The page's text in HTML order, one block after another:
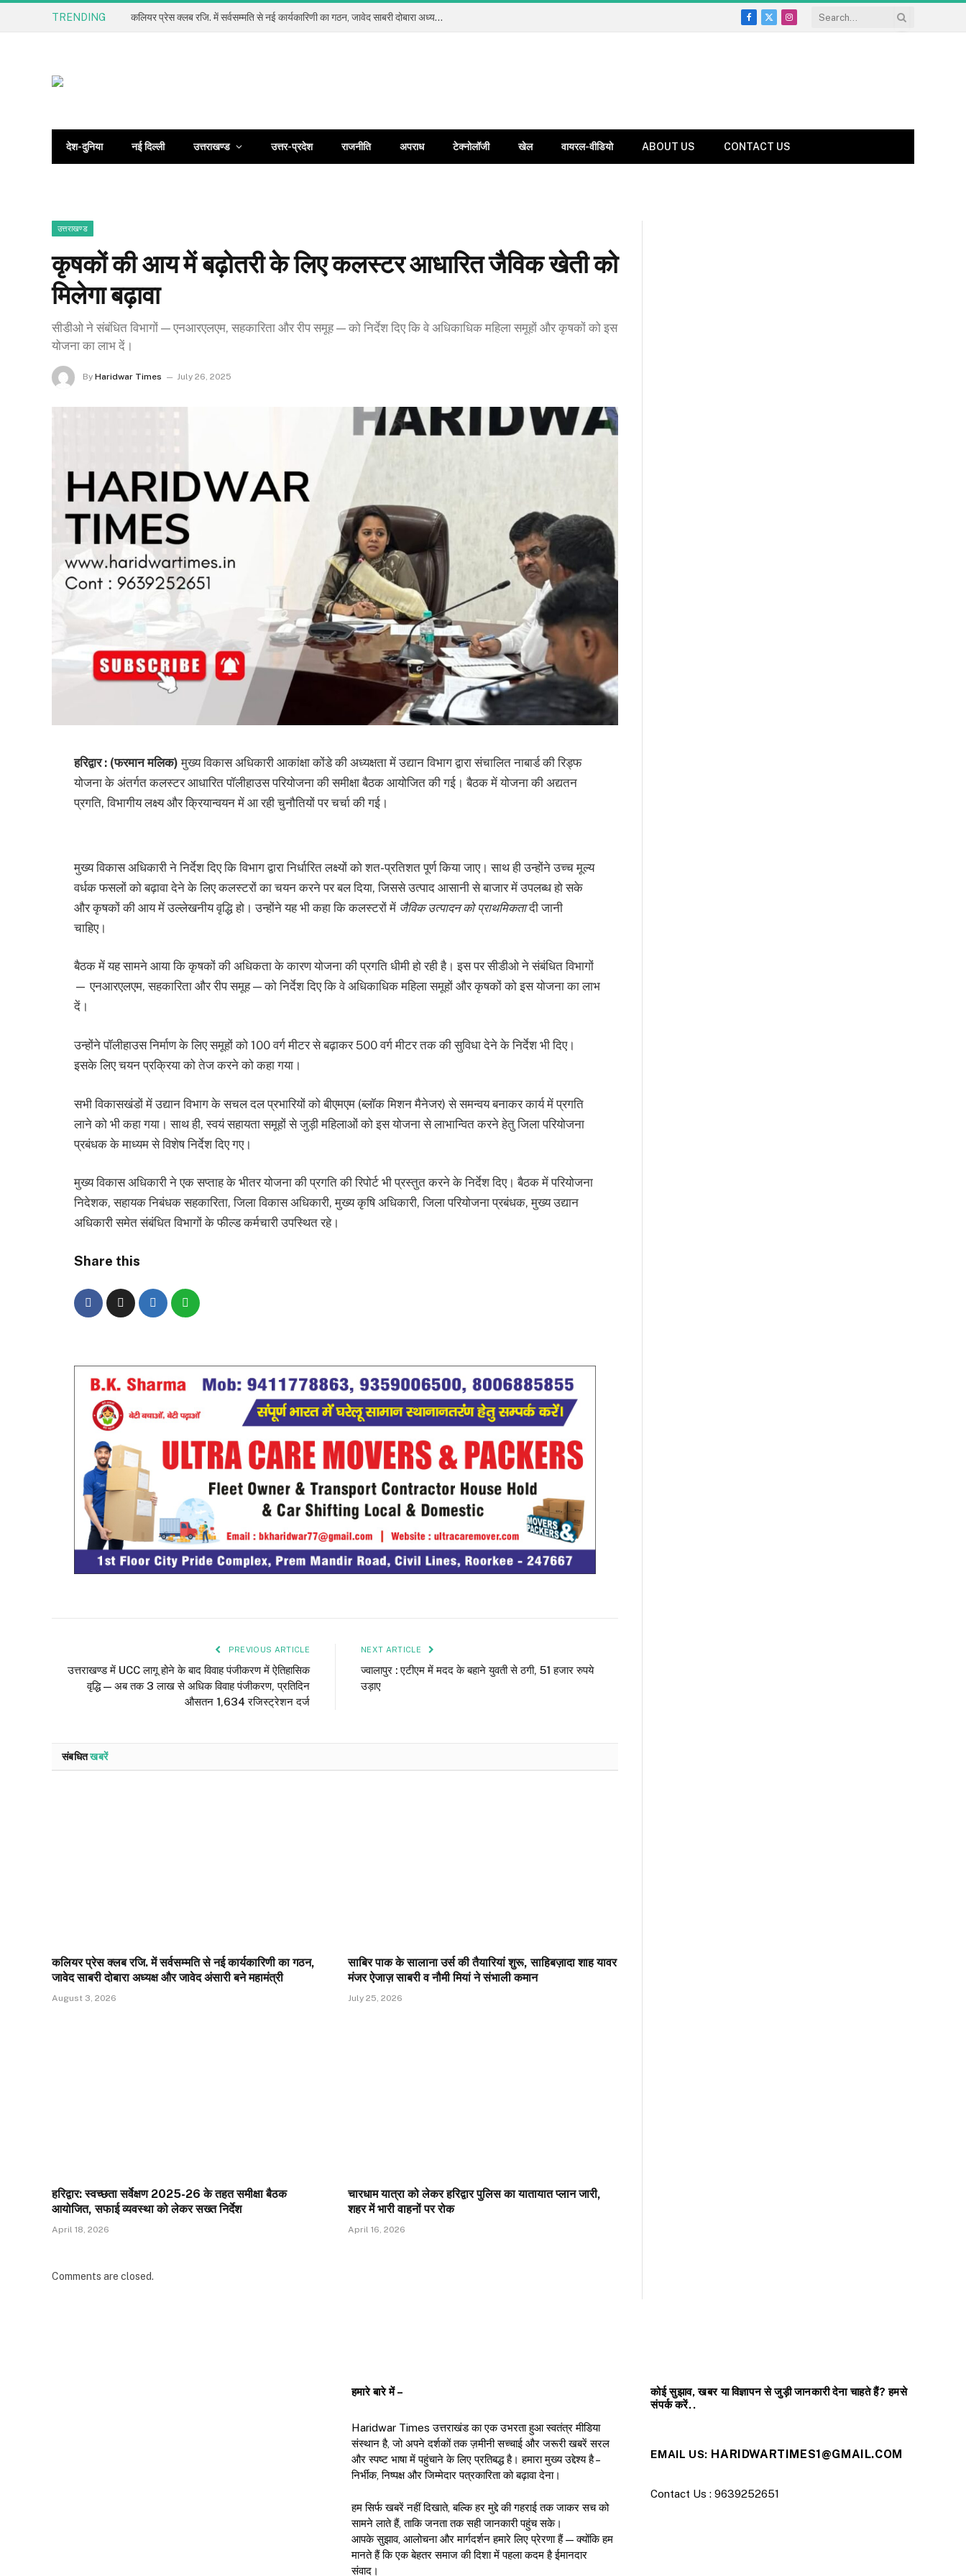
TRENDING कलियर प्रेस क्लब रजि. में सर्वसम्मति से नई कार्यकारिणी का गठन, जावेद साबरी दोबारा अध्यक्ष और जावेद अंसारी बने महामंत्री
Facebook
X
Instagram
देश-दुनिया नई दिल्ली उत्तराखण्ड उत्तर-प्रदेश राजनीति अपराध टेक्नोलॉजी खेल वायरल-वीडियो ABOUT US CONTACT US
उत्तराखण्ड
कृषकों की आय में बढ़ोतरी के लिए कलस्टर आधारित जैविक खेती को
मिलेगा बढ़ावा
सीडीओ ने संबंधित विभागों — एनआरएलएम, सहकारिता और रीप समूह — को निर्देश दिए कि वे अधिकाधिक महिला समूहों और कृषकों को इस
योजना का लाभ दें।
By Haridwar Times July 26, 2025
हरिद्वार : (फरमान मलिक) मुख्य विकास अधिकारी आकांक्षा कोंडे की अध्यक्षता में उद्यान विभाग द्वारा संचालित नाबार्ड की रिड्फ
योजना के अंतर्गत कलस्टर आधारित पॉलीहाउस परियोजना की समीक्षा बैठक आयोजित की गई। बैठक में योजना की अद्यतन
प्रगति, विभागीय लक्ष्य और क्रियान्वयन में आ रही चुनौतियों पर चर्चा की गई।
मुख्य विकास अधिकारी ने निर्देश दिए कि विभाग द्वारा निर्धारित लक्ष्यों को शत-प्रतिशत पूर्ण किया जाए। साथ ही उन्होंने उच्च मूल्य
वर्धक फसलों को बढ़ावा देने के लिए कलस्टरों का चयन करने पर बल दिया, जिससे उत्पाद आसानी से बाजार में उपलब्ध हो सके
और कृषकों की आय में उल्लेखनीय वृद्धि हो। उन्होंने यह भी कहा कि कलस्टरों में जैविक उत्पादन को प्राथमिकतादी जानी
चाहिए।
बैठक में यह सामने आया कि कृषकों की अधिकता के कारण योजना की प्रगति धीमी हो रही है। इस पर सीडीओ ने संबंधित विभागों
— एनआरएलएम, सहकारिता और रीप समूह — को निर्देश दिए कि वे अधिकाधिक महिला समूहों और कृषकों को इस योजना का लाभ
दें।
उन्होंने पॉलीहाउस निर्माण के लिए समूहों को 100 वर्ग मीटर से बढ़ाकर 500 वर्ग मीटर तक की सुविधा देने के निर्देश भी दिए।
इसके लिए चयन प्रक्रिया को तेज करने को कहा गया।
सभी विकासखंडों में उद्यान विभाग के सचल दल प्रभारियों को बीएमएम (ब्लॉक मिशन मैनेजर) से समन्वय बनाकर कार्य में प्रगति
लाने को भी कहा गया। साथ ही, स्वयं सहायता समूहों से जुड़ी महिलाओं को इस योजना से लाभान्वित करने हेतु जिला परियोजना
प्रबंधक के माध्यम से विशेष निर्देश दिए गए।
मुख्य विकास अधिकारी ने एक सप्ताह के भीतर योजना की प्रगति की रिपोर्ट भी प्रस्तुत करने के निर्देश दिए। बैठक में परियोजना
निदेशक, सहायक निबंधक सहकारिता, जिला विकास अधिकारी, मुख्य कृषि अधिकारी, जिला परियोजना प्रबंधक, मुख्य उद्यान
अधिकारी समेत संबंधित विभागों के फील्ड कर्मचारी उपस्थित रहे।
Share this
PREVIOUS ARTICLE
उत्तराखण्ड में UCC लागू होने के बाद विवाह पंजीकरण में ऐतिहासिक
वृद्धि — अब तक 3 लाख से अधिक विवाह पंजीकरण, प्रतिदिन
औसतन 1,634 रजिस्ट्रेशन दर्ज
NEXT ARTICLE
ज्वालापुर : एटीएम में मदद के बहाने युवती से ठगी, 51 हजार रुपये
उड़ाए
संबधितखबरें
कलियर प्रेस क्लब रजि. में सर्वसम्मति से नई कार्यकारिणी का गठन,
जावेद साबरी दोबारा अध्यक्ष और जावेद अंसारी बने महामंत्री
August 3, 2026
साबिर पाक के सालाना उर्स की तैयारियां शुरू, साहिबज़ादा शाह यावर
मंजर ऐजाज़ साबरी व नौमी मियां ने संभाली कमान
July 25, 2026
हरिद्वार: स्वच्छता सर्वेक्षण 2025-26 के तहत समीक्षा बैठक
आयोजित, सफाई व्यवस्था को लेकर सख्त निर्देश
April 18, 2026
चारधाम यात्रा को लेकर हरिद्वार पुलिस का यातायात प्लान जारी,
शहर में भारी वाहनों पर रोक
April 16, 2026
Comments are closed.
हमारे बारे में –
Haridwar Times उत्तराखंड का एक उभरता हुआ स्वतंत्र मीडिया
संस्थान है, जो अपने दर्शकों तक ज़मीनी सच्चाई और जरूरी खबरें सरल
और स्पष्ट भाषा में पहुंचाने के लिए प्रतिबद्ध है। हमारा मुख्य उद्देश्य है –
निर्भीक, निष्पक्ष और जिम्मेदार पत्रकारिता को बढ़ावा देना।
हम सिर्फ खबरें नहीं दिखाते, बल्कि हर मुद्दे की गहराई तक जाकर सच को
सामने लाते हैं, ताकि जनता तक सही जानकारी पहुंच सके।
आपके सुझाव, आलोचना और मार्गदर्शन हमारे लिए प्रेरणा हैं — क्योंकि हम
मानते हैं कि एक बेहतर समाज की दिशा में पहला कदम है ईमानदार
संवाद।
कोई सुझाव, खबर या विज्ञापन से जुड़ी जानकारी देना चाहते हैं? हमसे
संपर्क करें..
EMAIL US: HARIDWARTIMES1@GMAIL.COM
Contact Us : 9639252651